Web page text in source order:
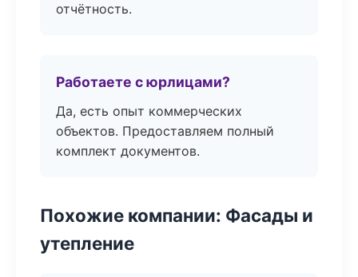
отчётность.
Работаете с юрлицами?
Да, есть опыт коммерческих
объектов. Предоставляем полный
комплект документов.
Похожие компании: Фасады и
утепление